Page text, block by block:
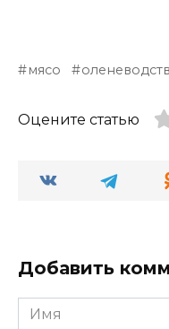
мясо
Оцените статью
Добавить
Имя